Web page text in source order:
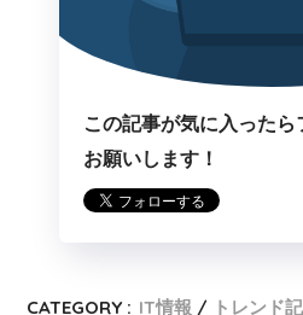
この記事が気に入ったら
お願いします！
CATEGORY : IT情報
トレンド